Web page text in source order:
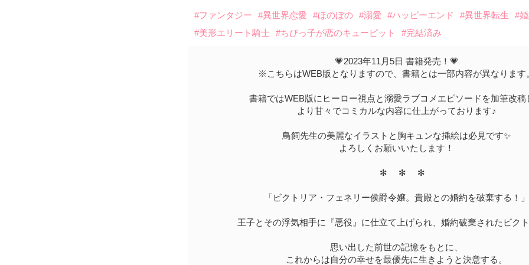
#ファンタジー #異世界恋愛 #ほのぼの #溺愛 #ハッピーエンド #異世界転生
#
#美形エリート騎士
#ちびっ子が恋のキューピット #完結済み
💗2023年11月5日 書籍発売！💗
※こちらはWEB版となりますので、書籍とは一部内容が異なります
書籍ではWEB版にヒーロー視点と溺愛ラブコメエピソードを加筆改稿
より甘々でコミカルな内容に仕上がっております♪
鳥飼先生の美麗なイラストと胸キュンな挿絵は必見です✨
よろしくお願いいたします！
✻ ✻ ✻
「ビクトリア・フェネリー侯爵令嬢。貴殿との婚約を破棄する！」
王子とその浮気相手に『悪役』に仕立て上げられ、婚約破棄されたビク
思い出した前世の記憶をもとに、
これからは自分の幸せを最優先に生きようと決意する。